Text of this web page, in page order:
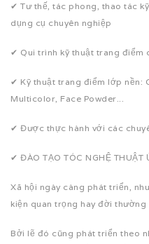
✔ Tư thế, tác phong, thao tác
dụng cụ chuyên nghiệp
✔ Qui trình kỹ thuật trang điểm
✔ Kỹ thuật trang điểm lớp nền:
Multicolor, Face Powder...
✔ Được thực hành với các
✔ ĐÀO TẠO TÓC NGHỆ THUẬT
Xã hội ngày càng phát triển,
kiện quan trọng hay đời
Bởi lẽ đó cũng phát triển theo